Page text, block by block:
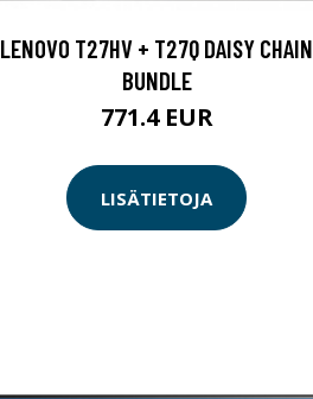
LENOVO T27HV + T27Q DAISY CHAIN
BUNDLE
771.4 EUR
LISÄTIETOJA